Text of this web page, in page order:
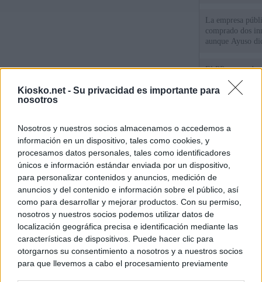
Kiosko.net - Su privacidad es importante para
nosotros
Nosotros y nuestros socios almacenamos o accedemos a
información en un dispositivo, tales como cookies, y
procesamos datos personales, tales como identificadores
únicos e información estándar enviada por un dispositivo,
para personalizar contenidos y anuncios, medición de
anuncios y del contenido e información sobre el público, así
como para desarrollar y mejorar productos. Con su permiso,
nosotros y nuestros socios podemos utilizar datos de
localización geográfica precisa e identificación mediante las
características de dispositivos. Puede hacer clic para
otorgarnos su consentimiento a nosotros y a nuestros socios
para que llevemos a cabo el procesamiento previamente
La empresa
comprado dos
aunque Ayuso
El PP se enreda
ahora que
comunidades en
vías para que
menores
© Kiosko.net Aviso Legal Privacidad y Cookies